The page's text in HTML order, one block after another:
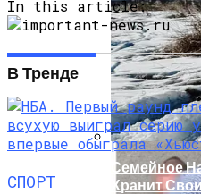
Семейное
Хранит
In this article:
В Тренде
СПОРТ